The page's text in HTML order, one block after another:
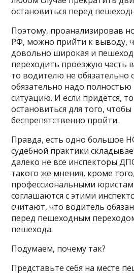
остановиться перед
Поэтому, проанализировав
РФ, можно прийти к выводу,
довольно широкая и
переходить проезжую часть
то водителю не обязательно
обязательно надо
ситуацию. И если придётся,
остановиться для того,
беспрепятственно пройти.
Правда, есть одно большое
судебной практики
далеко не все инспекторы
такого же мнения, кроме
профессиональными
соглашаются с этими
считают, что водитель
перед пешеходным
пешехода.
Подумаем, почему так?
Представьте себя на месте